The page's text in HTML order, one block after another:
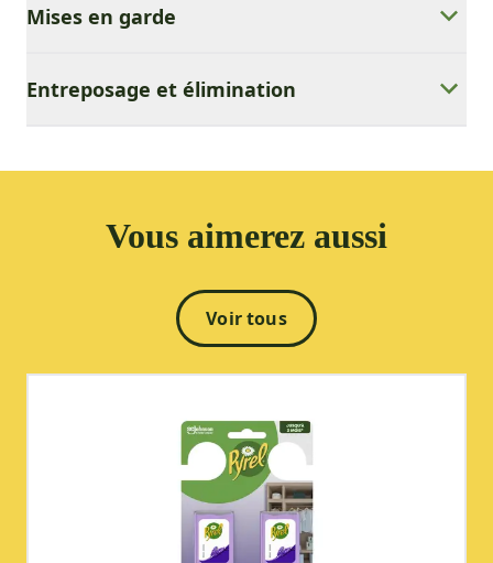
Mises en garde
Entreposage et élimination
Vous aimerez aussi
Voir tous